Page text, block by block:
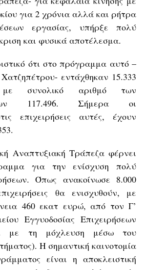
για 2 χρόνια αλλά και ρήτρα
εργασίας, υπήρξε πολύ
και φυσικά αποτέλεσμα.
ότι στο πρόγραμμα αυτό –
εντάχθηκαν 15.333
με συνολικό αριθμό των
117.496. Σήμερα οι
επιχειρήσεις αυτές, έχουν
Αναπτυξιακή Τράπεζα φέρνει
για την ενίσχυση πολύ
Όπως ανακοίνωσε 8.000
θα ενισχυθούν, με
460 εκατ ευρώ, από τον Γ’
Εγγυοδοσίας Επιχειρήσεων
με τη μόχλευση μέσω του
Η σημαντική καινοτομία
είναι η αποκλειστική